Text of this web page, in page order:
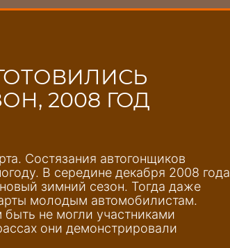
2008 ГОД
Состязания автогонщиков
В середине декабря 2008 года
зимний сезон. Тогда даже
молодым автомобилистам.
не могли участниками
они демонстрировали